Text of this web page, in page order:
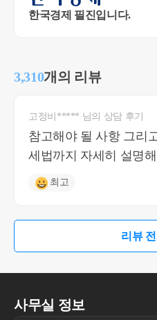
한국경제 필진입니다.
3,310개의 리뷰
고정비***** 님의 상담 후기
참고해야 될 사항 그리고 이번에 바뀐 부동
세법까지 자세히 설명
다음에도 또 이용하고
최고
리뷰
사무실 정보